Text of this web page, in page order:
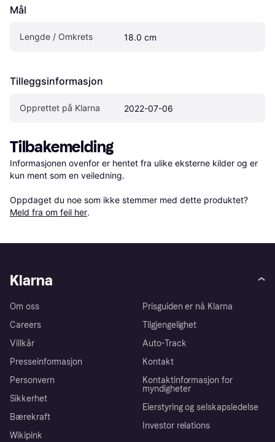
Mål
Lengde / Omkrets 18.0 cm
Tilleggsinformasjon
Opprettet på Klarna 2022-07-06
Tilbakemelding
Informasjonen ovenfor er hentet fra ulike eksterne kilder og er
kun ment som en veiledning.
Oppdaget du noe som ikke stemmer med dette produktet?
Meld fra om feil her.
Klarna
Om oss
Careers
Villkår
Presseinformasjon
Personvern
Sikkerhet
Bærekraft
Wikipink
Prisguiden er nå Klarna
Tilgjengelighet
Auto-Track
Kontakt
Kontaktinformasjon for
myndigheter
Eierstyring og selskapsledelse
Investor relations